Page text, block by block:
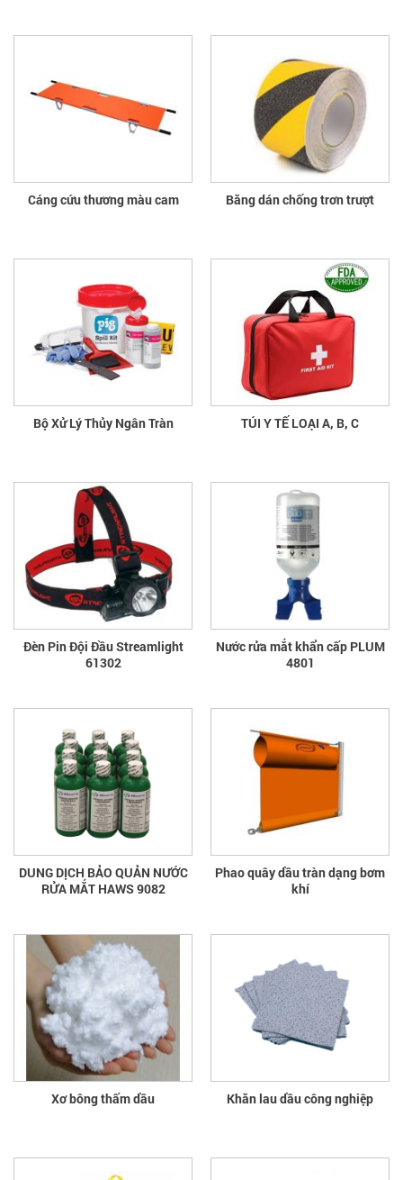
Cáng cứu thương màu cam Băng dán chống trơn trượt
Bộ Xử Lý Thủy Ngân Tràn TÚI Y TẾ LOẠI A, B, C
Đèn Pin Đội Đầu Streamlight
61302
Nước rửa mắt khẩn cấp PLUM
4801
DUNG DỊCH BẢO QUẢN NƯỚC
RỬA MẮT HAWS 9082
Phao quây dầu tràn dạng bơm
khí
Xơ bông thấm dầu Khăn lau dầu công nghiệp